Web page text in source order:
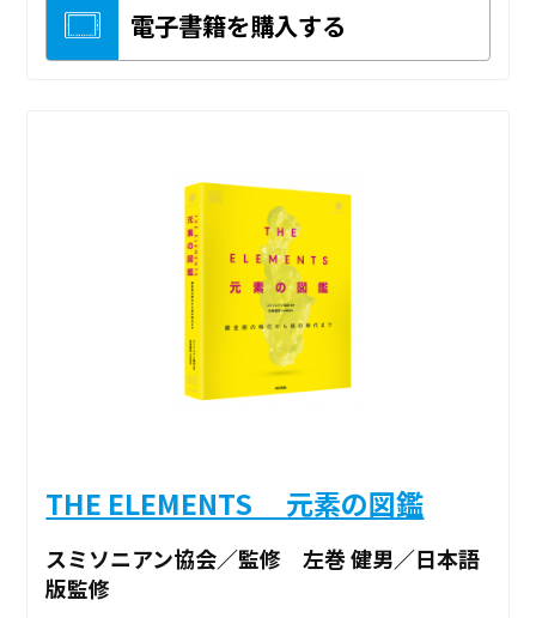
電子書籍を購入する
THE ELEMENTS 元素の図鑑
スミソニアン協会／監修 左巻 健男／日本語
版監修